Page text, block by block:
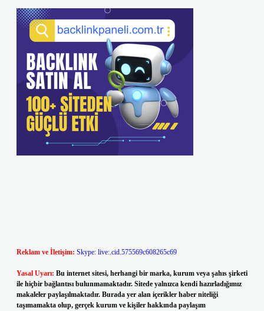
Reklam ve İletişim: Skype: live:.cid.575569c608265c69
Yasal Uyarı: Bu internet sitesi, herhangi bir marka, kurum veya şahıs şirketi
ile hiçbir bağlantısı bulunmamaktadır. Sitede yalnızca kendi hazırladığımız
makaleler paylaşılmaktadır. Burada yer alan içerikler haber niteliği
taşımamakta olup, gerçek kurum ve kişiler hakkında paylaşım